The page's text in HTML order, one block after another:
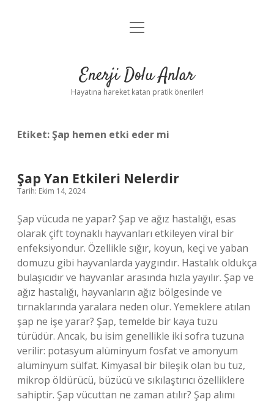
Anasayfa
Yasal Uyarı
menüyü
Enerji Dolu Anlar
Hayatına hareket katan pratik öneriler!
Etiket:Şap hemen etki eder mi
Şap Yan Etkileri Nelerdir
Tarih: Ekim 14, 2024
Şap vücuda ne yapar? Şap ve ağız hastalığı, esas
olarak çift toynaklı hayvanları etkileyen viral bir
enfeksiyondur. Özellikle sığır, koyun, keçi ve yaban
domuzu gibi hayvanlarda yaygındır. Hastalık oldukça
bulaşıcıdır ve hayvanlar arasında hızla yayılır. Şap ve
ağız hastalığı, hayvanların ağız bölgesinde ve
tırnaklarında yaralara neden olur. Yemeklere atılan
şap ne işe yarar? Şap, temelde bir kaya tuzu
türüdür. Ancak, bu isim genellikle iki sofra tuzuna
verilir: potasyum alüminyum fosfat ve amonyum
alüminyum sülfat. Kimyasal bir bileşik olan bu tuz,
mikrop öldürücü, büzücü ve sıkılaştırıcı özelliklere
sahiptir. Şap vücuttan ne zaman atılır? Şap alımı